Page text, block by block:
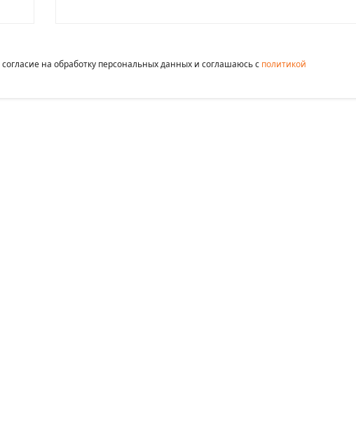
на обработку персональных данных и соглашаюсь c политикой